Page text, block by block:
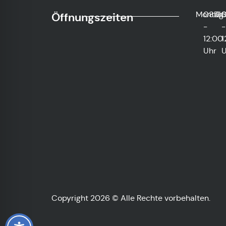
Öffnungszeiten Montag
08:00
-
12:00
Uhr
-
Copyright 2026 © Alle Rechte vorbehalten.